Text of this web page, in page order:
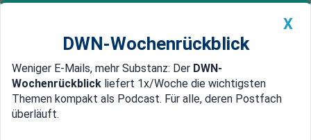
Newsticker MEIN DWN: Geldanlage Premium
Edelmetalle DWN-Magazin China
X
DWN-Wochenrückblick
Weniger E-Mails, mehr Substanz: Der DWN-
Wochenrückblick liefert 1x/Woche die wichtigsten
Themen kompakt als Podcast. Für alle, deren Postfach
überläuft.